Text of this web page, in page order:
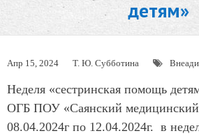
детям»
Апр 15, 2024 Т. Ю. Субботина
Неделя «сестринская помощь
ОГБ ПОУ «Саянский медицинский
08.04.2024г по 12.04.2024г. в